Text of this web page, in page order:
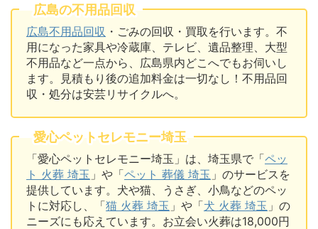
広島の不用品回収
広島不用品回収 ・ごみの回収・買取を行います。不
用になった家具や冷蔵庫、テレビ、遺品整理、大型
不用品など一点から、広島県内どこへでもお伺いし
ます。見積もり後の追加料金は一切なし！不用品回
収・処分は安芸リサイクルへ。
愛心ペットセレモニー埼玉
「愛心ペットセレモニー埼玉」は、埼玉県で「ペッ
ト 火葬 埼玉 」や「ペット 葬儀 埼玉 」のサービスを
提供しています。犬や猫、うさぎ、小鳥などのペッ
トに対応し、「猫 火葬 埼玉 」や「犬 火葬 埼玉 」の
ニーズにも応えています。お立会い火葬は18,000円